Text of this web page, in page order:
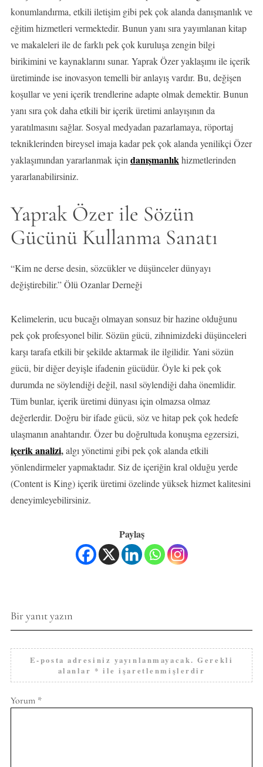
konumlandırma, etkili iletişim gibi pek çok alanda danışmanlık ve
eğitim hizmetleri vermektedir. Bunun yanı sıra yayımlanan kitap
ve makaleleri ile de farklı pek çok kuruluşa zengin bilgi
birikimini ve kaynaklarını sunar. Yaprak Özer yaklaşımı ile içerik
üretiminde ise inovasyon temelli bir anlayış vardır. Bu, değişen
koşullar ve yeni içerik trendlerine adapte olmak demektir. Bunun
yanı sıra çok daha etkili bir içerik üretimi anlayışının da
yaratılmasını sağlar. Sosyal medyadan pazarlamaya, röportaj
tekniklerinden bireysel imaja kadar pek çok alanda yenilikçi Özer
yaklaşımından yararlanmak içindanışmanlıkhizmetlerinden
yararlanabilirsiniz.
Yaprak Özer ile Sözün
Gücünü Kullanma Sanatı
“Kim ne derse desin, sözcükler ve düşünceler dünyayı
değiştirebilir.” Ölü Ozanlar Derneği
Kelimelerin, ucu bucağı olmayan sonsuz bir hazine olduğunu
pek çok profesyonel bilir. Sözün gücü, zihnimizdeki düşünceleri
karşı tarafa etkili bir şekilde aktarmak ile ilgilidir. Yani sözün
gücü, bir diğer deyişle ifadenin gücüdür. Öyle ki pek çok
durumda ne söylendiği değil, nasıl söylendiği daha önemlidir.
Tüm bunlar, içerik üretimi dünyası için olmazsa olmaz
değerlerdir. Doğru bir ifade gücü, söz ve hitap pek çok hedefe
ulaşmanın anahtarıdır. Özer bu doğrultuda konuşma egzersizi,
içerik analizi,algı yönetimi gibi pek çok alanda etkili
yönlendirmeler yapmaktadır. Siz de içeriğin kral olduğu yerde
(Content is King) içerik üretimi özelinde yüksek hizmet kalitesini
deneyimleyebilirsiniz.
Paylaş
Bir yanıt yazın
E-posta adresiniz yayınlanmayacak. Gerekli
alanlar * ile işaretlenmişlerdir
Yorum *